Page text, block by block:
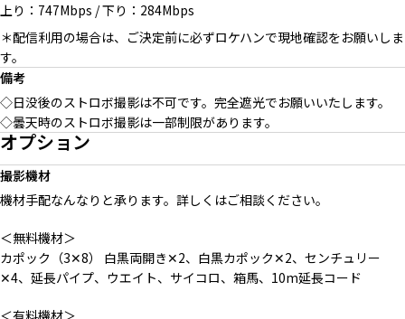
上り：747Mbps /下り：284Mbps
＊配信利用の場合は、ご決定前に必ずロケハンで現地確認をお願いしま
す。
備考
◇日没後のストロボ撮影は不可です。完全遮光でお願いいたします。
◇曇天時のストロボ撮影は一部制限があります。
オプション
撮影機材
機材手配なんなりと承ります。詳しくはご相談ください。
＜無料機材＞
カポック（3✕8） 白黒両開き✕2、白黒カポック✕2、センチュリー
✕4、延長パイプ、ウエイト、サイコロ、箱馬、10m延長コード